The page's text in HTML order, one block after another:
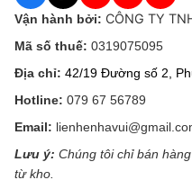
Vận hành bởi: CÔNG TY
Mã số thuế: 0319075095
Địa chỉ: 42/19 Đường số 2,
Hotline: 079 67 56789
Email:
Lưu ý: Chúng tôi chỉ bán
từ kho.